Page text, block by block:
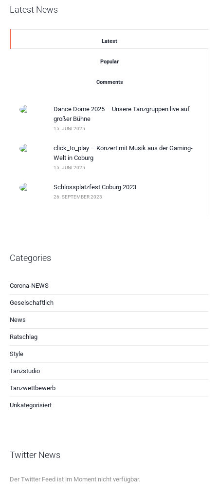
Latest News
Latest
Popular
Comments
Dance Dome 2025 – Unsere Tanzgruppen live auf
großer Bühne
15. JUNI 2025
click_to_play – Konzert mit Musik aus der Gaming-
Welt in Coburg
15. JUNI 2025
Schlossplatzfest Coburg 2023
26. SEPTEMBER 2023
Categories
Corona-NEWS
Geselschaftlich
News
Ratschlag
Style
Tanzstudio
Tanzwettbewerb
Unkategorisiert
Twitter News
Der Twitter Feed ist im Moment nicht verfügbar.